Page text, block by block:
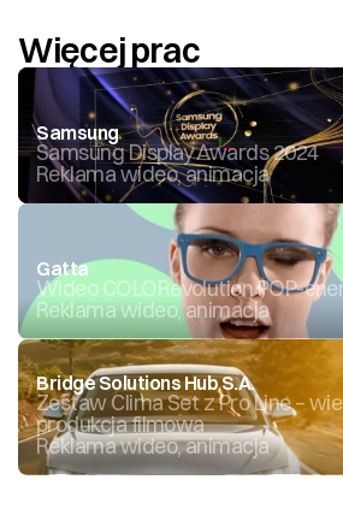
Więcej prac
Samsung
Samsung Display Awards 2024
Reklama wideo, animacja
Gatta
Wideo COLORevolution POP-
Reklama wideo, animacja
Bridge Solutions Hub S.A.
Zestaw Clima Set z Pro Line –
produkcja filmowa
Reklama wideo, animacja